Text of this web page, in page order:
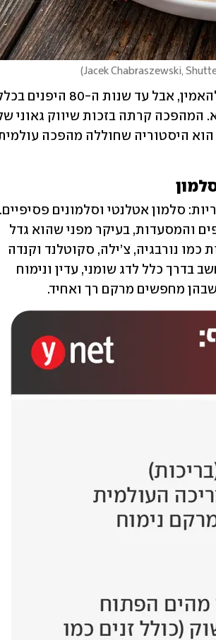
)
מחפשים מרקם רך ואחיד.